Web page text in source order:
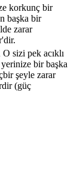
korkunç bir
başka bir
zarar
O sizi pek acıklı
bir başka
şeyle zarar
(güç